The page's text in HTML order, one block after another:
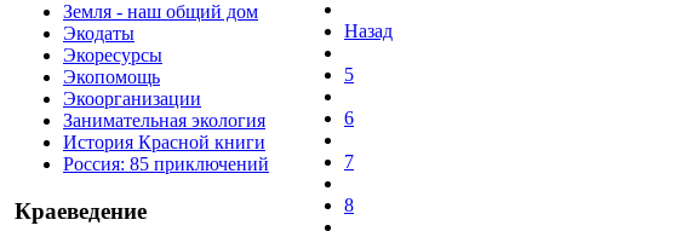
Земля - наш общий дом
Экодаты
Экоресурсы
Экопомощь
Экоорганизации
Занимательная экология
История Красной книги
Россия: 85 приключений
Краеведение
Назад
5
6
7
8